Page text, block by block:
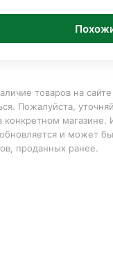
товаров на
Пожалуйста,
конкретном магазине.
и может
проданных ранее.